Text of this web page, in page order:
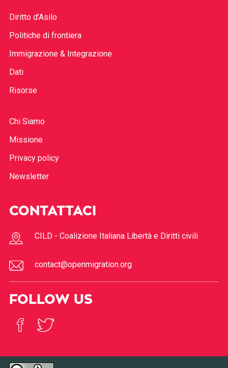
Diritto d’Asilo
Politiche di frontiera
Immigrazione & Integrazione
Dati
Risorse
Chi Siamo
Missione
Privacy policy
Newsletter
CONTATTACI
CILD - Coalizione Italiana Libertà e Diritti civili
contact@openmigration.org
FOLLOW US